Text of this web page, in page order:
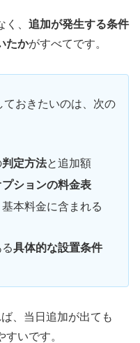
、 追加が発生する条件
たかがすべてです。
ておきたいのは、次の
判定方法と追加額
プションの料金表
本料金に含まれる
る具体的な設置条件
、当日追加が出ても
すいです。